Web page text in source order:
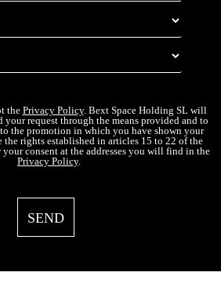
thePrivacy Policy. Bext Space Holding SL will
your request through the means provided and to
the promotion in which you have shown your
the rights established in articles 15 to 22 of the
your consent at the addresses you will find in the
Privacy Policy.